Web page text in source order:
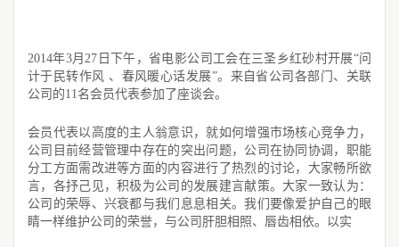
2014年3月27日下午，省电影公司工会在三圣乡红砂村开展“问
计于民转作风 、春风暖心话发展”。来自省公司各部门、关联
公司的11名会员代表参加了座谈会。
会员代表以高度的主人翁意识，就如何增强市场核心竞争力，
公司目前经营管理中存在的突出问题，公司在协同协调，职能
分工方面需改进等方面的内容进行了热烈的讨论，大家畅所欲
言，各抒己见，积极为公司的发展建言献策。大家一致认为：
公司的荣辱、兴衰都与我们息息相关。我们要像爱护自己的眼
睛一样维护公司的荣誉，与公司肝胆相照、唇齿相依。以实